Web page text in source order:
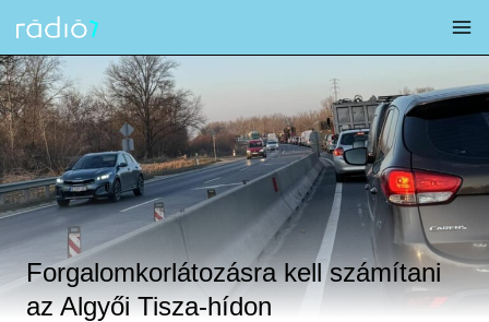
content
Forgalomkorlátozásra kell számítani
az Algyői Tisza-hídon